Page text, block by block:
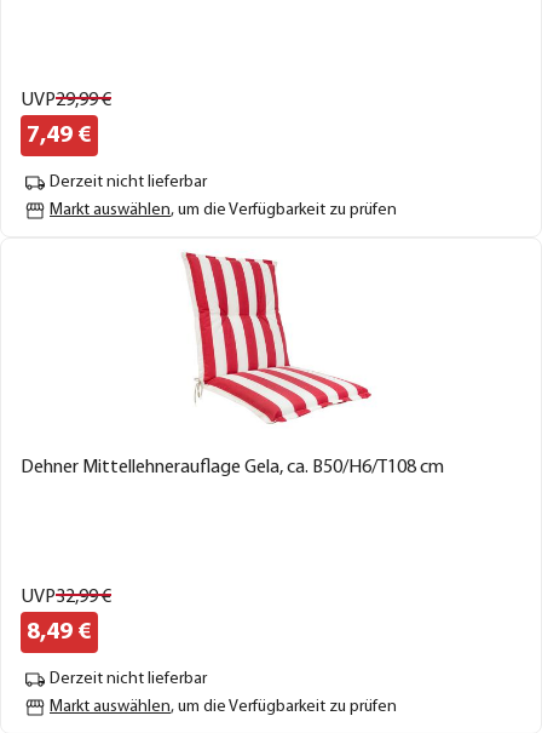
UVP29,99€
7,49 €
Derzeit nicht lieferbar
Markt auswählen, um die Verfügbarkeit zu prüfen
Dehner Mittellehnerauflage Gela, ca. B50/H6/T108 cm
UVP32,99€
8,49 €
Derzeit nicht lieferbar
Markt auswählen, um die Verfügbarkeit zu prüfen